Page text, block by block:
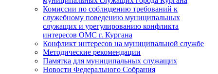
Комиссии по соблюдению требований к
служебному поведению муниципальных
служащих и урегулированию конфликта
интересов ОМС г. Кургана
Конфликт интересов на муниципальной службе
Методические рекомендации
Памятка для муниципальных служащих
Новости Федерального Cобрания